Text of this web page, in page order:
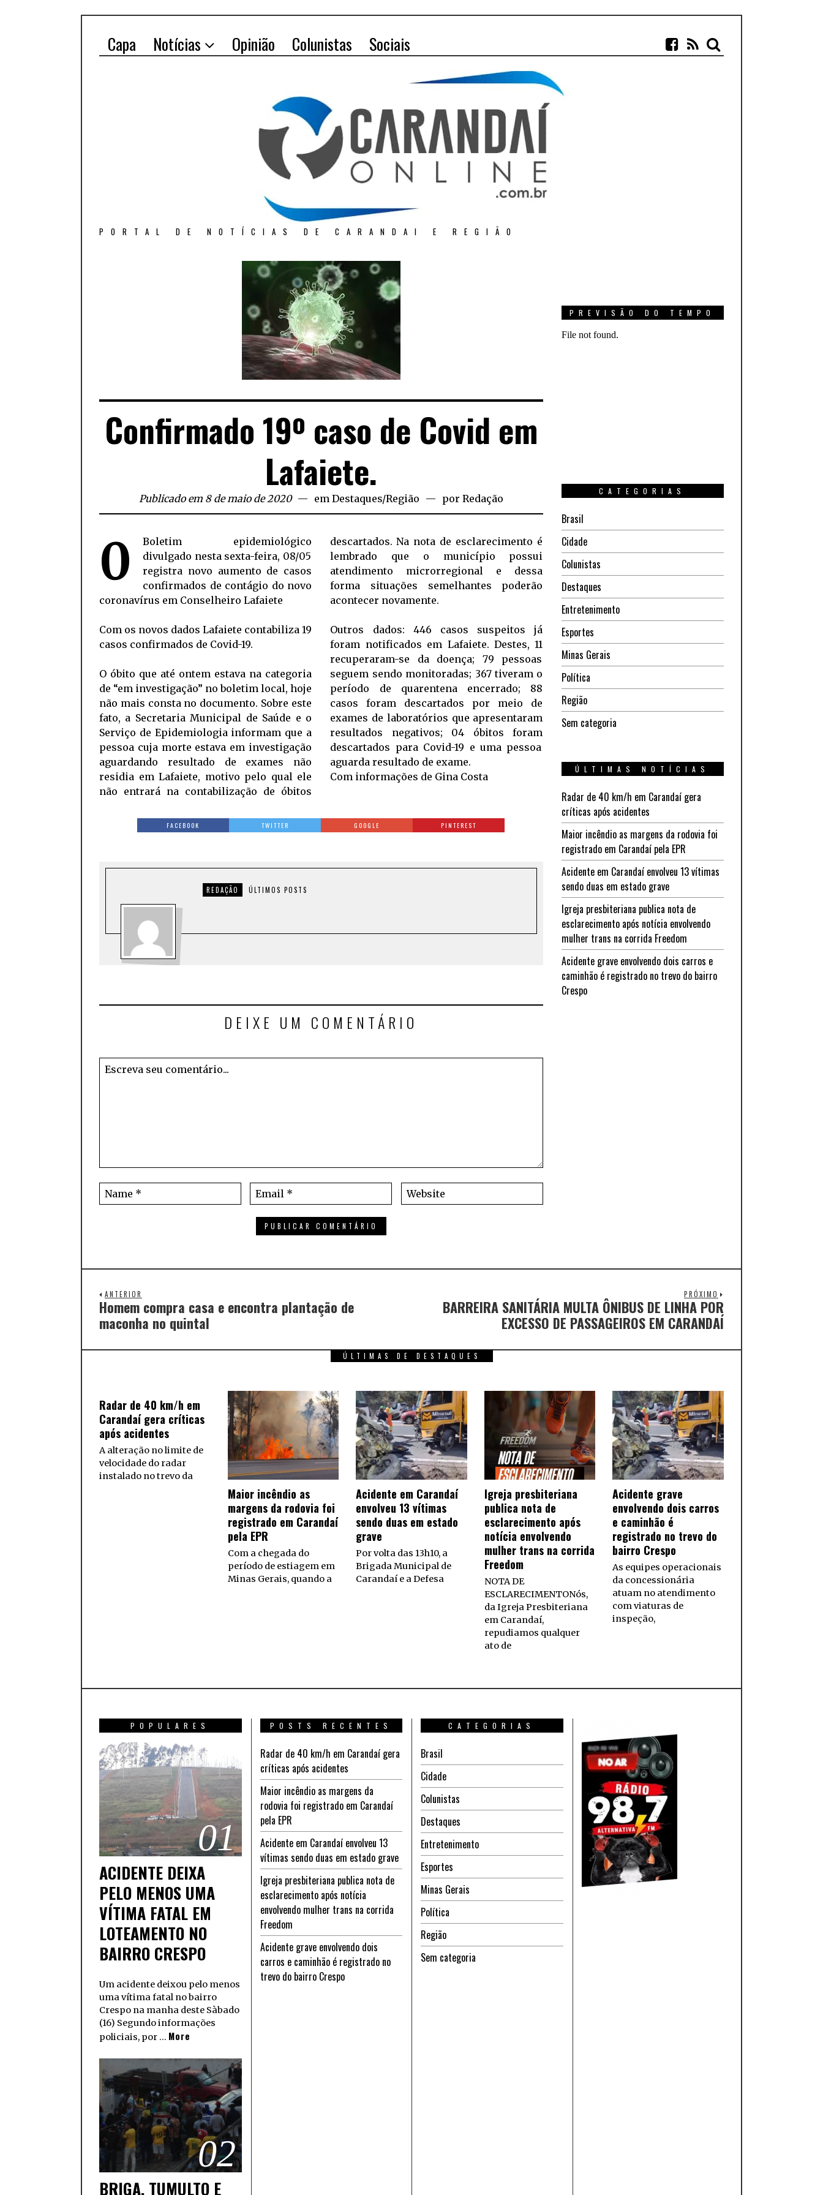
Capa Notícias Opinião Colunistas Sociais
PORTAL DE NOTÍCIAS DE CARANDAI E REGIÃO
Confirmado 19º caso de Covid em
Lafaiete.
Publicado em 8 de maio de 2020 em Destaques/Região por Redação
0
Boletim epidemiológico
divulgado nesta sexta-feira, 08/05
registra novo aumento de casos
confirmados de contágio do novo
coronavírus em Conselheiro Lafaiete
Com os novos dados Lafaiete contabiliza 19
casos confirmados de Covid-19.
O óbito que até ontem estava na categoria
de “em investigação” no boletim local, hoje
não mais consta no documento. Sobre este
fato, a Secretaria Municipal de Saúde e o
Serviço de Epidemiologia informam que a
pessoa cuja morte estava em investigação
aguardando resultado de exames não
residia em Lafaiete, motivo pelo qual ele
não entrará na contabilização de óbitos
descartados. Na nota de esclarecimento é
lembrado que o município possui
atendimento microrregional e dessa
forma situações semelhantes poderão
acontecer novamente.
Outros dados: 446 casos suspeitos já
foram notificados em Lafaiete. Destes, 11
recuperaram-se da doença; 79 pessoas
seguem sendo monitoradas; 367 tiveram o
período de quarentena encerrado; 88
casos foram descartados por meio de
exames de laboratórios que apresentaram
resultados negativos; 04 óbitos foram
descartados para Covid-19 e uma pessoa
aguarda resultado de exame.
Com informações de Gina Costa
FACEBOOK TWITTER GOOGLE PINTEREST
REDAÇÃO ÚLTIMOS POSTS
DEIXE UM COMENTÁRIO
PREVISÃO DO TEMPO
CATEGORIAS
Brasil
Cidade
Colunistas
Destaques
Entretenimento
Esportes
Minas Gerais
Política
Região
Sem categoria
ÚLTIMAS NOTÍCIAS
Radar de 40 km/h em Carandaí gera
críticas após acidentes
Maior incêndio as margens da rodovia foi
registrado em Carandaí pela EPR
Acidente em Carandaí envolveu 13 vítimas
sendo duas em estado grave
Igreja presbiteriana publica nota de
esclarecimento após notícia envolvendo
mulher trans na corrida Freedom
Acidente grave envolvendo dois carros e
caminhão é registrado no trevo do bairro
Crespo
ANTERIOR
Homem compra casa e encontra plantação de
maconha no quintal
PRÓXIMO
BARREIRA SANITÁRIA MULTA ÔNIBUS DE LINHA POR
EXCESSO DE PASSAGEIROS EM CARANDAÍ
ÚLTIMAS DE DESTAQUES
Radar de 40 km/h em
Carandaí gera críticas
após acidentes
A alteração no limite de
velocidade do radar
instalado no trevo da
Maior incêndio as
margens da rodovia foi
registrado em Carandaí
pela EPR
Com a chegada do
período de estiagem em
Minas Gerais, quando a
Acidente em Carandaí
envolveu 13 vítimas
sendo duas em estado
grave
Por volta das 13h10, a
Brigada Municipal de
Carandaí e a Defesa
Igreja presbiteriana
publica nota de
esclarecimento após
notícia envolvendo
mulher trans na corrida
Freedom
NOTA DE
ESCLARECIMENTONós,
da Igreja Presbiteriana
em Carandaí,
repudiamos qualquer
ato de
Acidente grave
envolvendo dois carros
e caminhão é
registrado no trevo do
bairro Crespo
As equipes operacionais
da concessionária
atuam no atendimento
com viaturas de
inspeção,
POPULARES
01
ACIDENTE DEIXA
PELO MENOS UMA
VÍTIMA FATAL EM
LOTEAMENTO NO
BAIRRO CRESPO
Um acidente deixou pelo menos
uma vítima fatal no bairro
Crespo na manha deste Sàbado
(16) Segundo informações
policiais, por … More
02
BRIGA, TUMULTO E
POSTS RECENTES
Radar de 40 km/h em Carandaí gera
críticas após acidentes
Maior incêndio as margens da
rodovia foi registrado em Carandaí
pela EPR
Acidente em Carandaí envolveu 13
vítimas sendo duas em estado grave
Igreja presbiteriana publica nota de
esclarecimento após notícia
envolvendo mulher trans na corrida
Freedom
Acidente grave envolvendo dois
carros e caminhão é registrado no
trevo do bairro Crespo
CATEGORIAS
Brasil
Cidade
Colunistas
Destaques
Entretenimento
Esportes
Minas Gerais
Política
Região
Sem categoria